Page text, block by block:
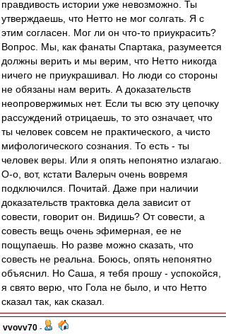
правдивость истории уже невозможно. Ты
утверждаешь, что Нетто не мог солгать. Я с
этим согласен. Мог ли он что-то приукрасить?
Вопрос. Мы, как фанаты Спартака, разумеется
должны верить и мы верим, что Нетто никогда
ничего не приукрашивал. Но люди со стороны
не обязаны нам верить. А доказательств
неопровержимых нет. Если ты всю эту цепочку
рассуждений отрицаешь, то это означает, что
ты человек совсем не практического, а чисто
мифологического сознания. То есть - ты
человек веры. Или я опять непонятно излагаю.
О-о, вот, кстати Валерыч очень вовремя
подключился. Почитай. Даже при наличии
доказательств трактовка дела зависит от
совести, говорит он. Видишь? От совести, а
совесть вещь очень эфимерная, ее не
пощупаешь. Но разве можно сказать, что
совесть не реальна. Боюсь, опять непонятно
объяснил. Но Саша, я тебя прошу - успокойся,
я свято верю, что Гола не было, и что Нетто
сказал так, как сказал.
vvovv70 -